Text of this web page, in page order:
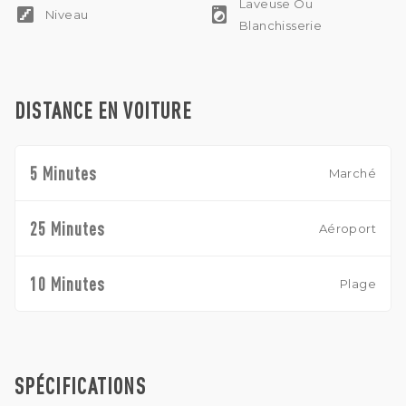
stairs Niveau local_laundry_service
Laveuse Ou
Blanchisserie
DISTANCE EN VOITURE
5 Minutes Marché
25 Minutes Aéroport
10 Minutes Plage
SPÉCIFICATIONS